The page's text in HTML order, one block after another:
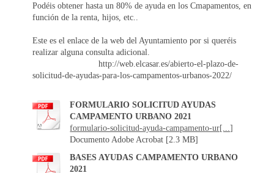
Podéis obtener hasta un 80% de ayuda en los Cmapamentos, en
función de la renta, hijos, etc..
Este es el enlace de la web del Ayuntamiento por si queréis
realizar alguna consulta adicional.
http://web.elcasar.es/abierto-el-plazo-de-
solicitud-de-ayudas-para-los-campamentos-urbanos-2022/
FORMULARIO SOLICITUD AYUDAS
CAMPAMENTO URBANO 2021
formulario-solicitud-ayuda-campamento-ur[...]
Documento Adobe Acrobat [2.3 MB]
BASES AYUDAS CAMPAMENTO URBANO
2021